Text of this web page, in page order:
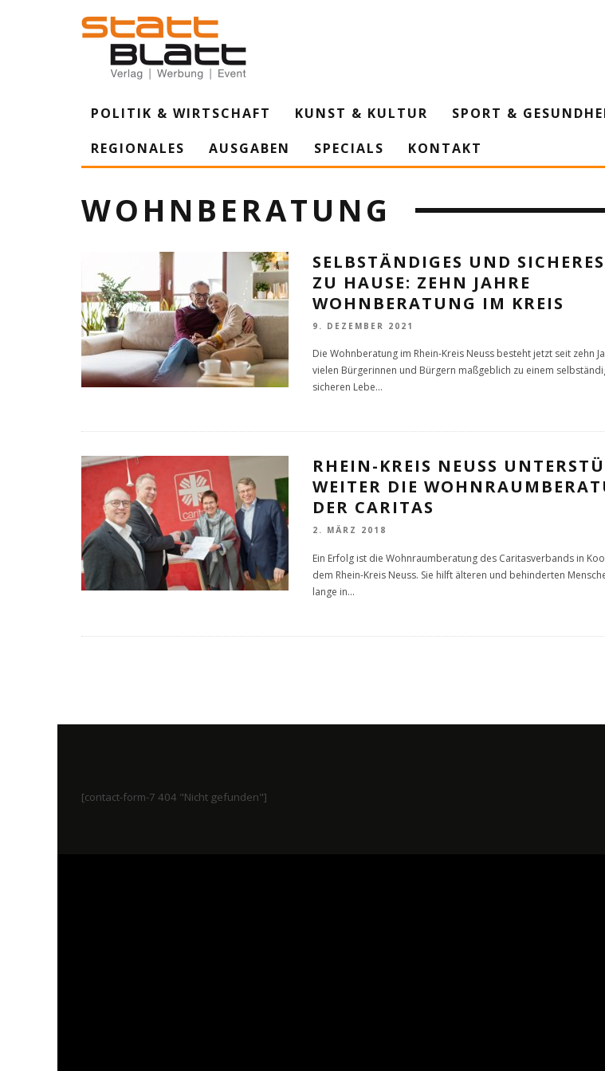
POLITIK & WIRTSCHAFT KUNST & KULTUR SPORT &
REGIONALES
AUSGABEN SPECIALS KONTAKT
WOHNBERATUNG
SELBSTÄNDIGES UND
ZU HAUSE: ZEHN JAHRE
WOHNBERATUNG IM KREIS
9. DEZEMBER 2021
Die Wohnberatung im Rhein-Kreis Neuss besteht jetzt seit zehn
vielen Bürgerinnen und Bürgern maßgeblich zu einem
sicheren Lebe...
RHEIN-KREIS NEUSS
WEITER DIE
DER CARITAS
2. MÄRZ 2018
Ein Erfolg ist die Wohnraumberatung des Caritasverbands in
dem Rhein-Kreis Neuss. Sie hilft älteren und behinderten
lange in...
[contact-form-7 404 "Nicht gefunden"]